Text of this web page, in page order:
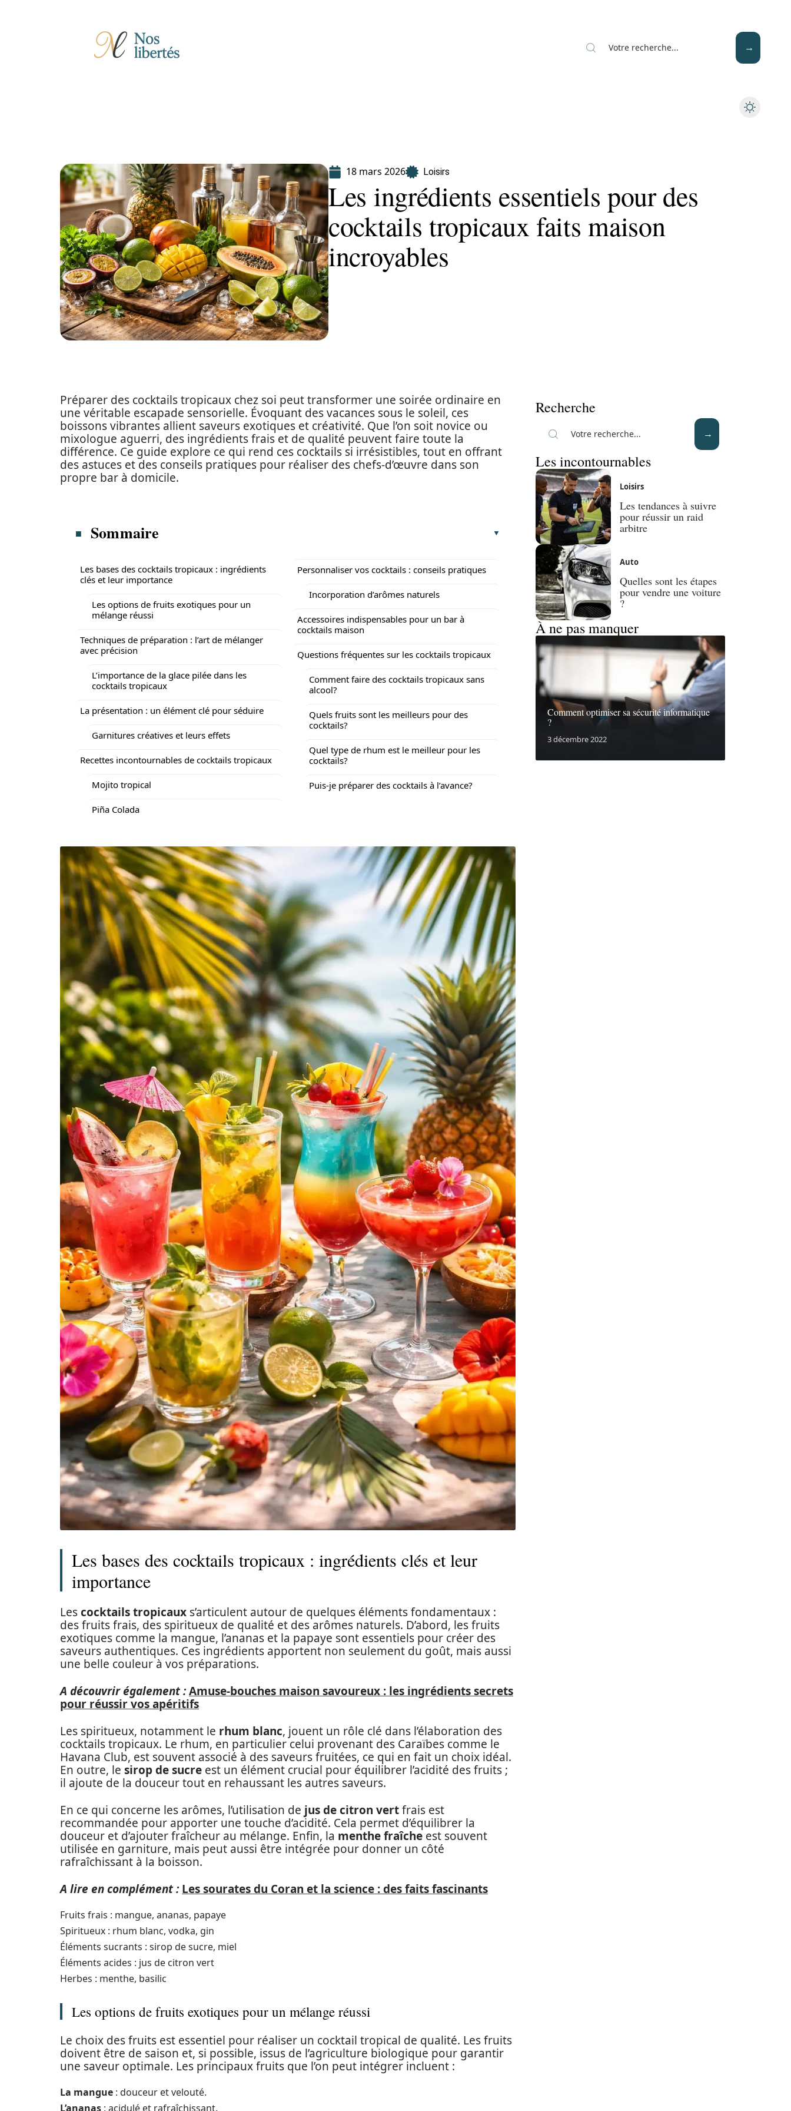
18 mars 2026 Loisirs
Les ingrédients essentiels pour des
cocktails tropicaux faits maison
incroyables
Préparer des cocktails tropicaux chez soi peut transformer une soirée ordinaire en
une véritable escapade sensorielle. Évoquant des vacances sous le soleil, ces
boissons vibrantes allient saveurs exotiques et créativité. Que l’on soit novice ou
mixologue aguerri, des ingrédients frais et de qualité peuvent faire toute la
différence. Ce guide explore ce qui rend ces cocktails si irrésistibles, tout en offrant
des astuces et des conseils pratiques pour réaliser des chefs-d’œuvre dans son
propre bar à domicile.
Sommaire
Les bases des cocktails tropicaux : ingrédients
clés et leur importance
Les options de fruits exotiques pour un
mélange réussi
Techniques de préparation : l’art de mélanger
avec précision
L’importance de la glace pilée dans les
cocktails tropicaux
La présentation : un élément clé pour séduire
Garnitures créatives et leurs effets
Recettes incontournables de cocktails tropicaux
Mojito tropical
Piña Colada
Personnaliser vos cocktails : conseils pratiques
Incorporation d’arômes naturels
Accessoires indispensables pour un bar à
cocktails maison
Questions fréquentes sur les cocktails tropicaux
Comment faire des cocktails tropicaux sans
alcool?
Quels fruits sont les meilleurs pour des
cocktails?
Quel type de rhum est le meilleur pour les
cocktails?
Puis-je préparer des cocktails à l’avance?
Les bases des cocktails tropicaux : ingrédients clés et leur
importance
Lescocktails tropicaux s’articulent autour de quelques éléments fondamentaux :
des fruits frais, des spiritueux de qualité et des arômes naturels. D’abord, les fruits
exotiques comme la mangue, l’ananas et la papaye sont essentiels pour créer des
saveurs authentiques. Ces ingrédients apportent non seulement du goût, mais aussi
une belle couleur à vos préparations.
A découvrir également :Amuse-bouches maison savoureux : les ingrédients secrets
pour réussir vos apéritifs
Les spiritueux, notamment le rhum blanc, jouent un rôle clé dans l’élaboration des
cocktails tropicaux. Le rhum, en particulier celui provenant des Caraïbes comme le
Havana Club, est souvent associé à des saveurs fruitées, ce qui en fait un choix idéal.
En outre, le sirop de sucre est un élément crucial pour équilibrer l’acidité des fruits ;
il ajoute de la douceur tout en rehaussant les autres saveurs.
En ce qui concerne les arômes, l’utilisation de jus de citron vertfrais est
recommandée pour apporter une touche d’acidité. Cela permet d’équilibrer la
douceur et d’ajouter fraîcheur au mélange. Enfin, la menthe fraîche est souvent
utilisée en garniture, mais peut aussi être intégrée pour donner un côté
rafraîchissant à la boisson.
A lire en complément : Les sourates du Coran et la science : des faits fascinants
Fruits frais : mangue, ananas, papaye
Spiritueux : rhum blanc, vodka, gin
Éléments sucrants : sirop de sucre, miel
Éléments acides : jus de citron vert
Herbes : menthe, basilic
Les options de fruits exotiques pour un mélange réussi
Le choix des fruits est essentiel pour réaliser un cocktail tropical de qualité. Les fruits
doivent être de saison et, si possible, issus de l’agriculture biologique pour garantir
une saveur optimale. Les principaux fruits que l’on peut intégrer incluent :
La mangue : douceur et velouté.
L’ananas : acidulé et rafraîchissant.
Recherche
Les incontournables
Loisirs
Les tendances à suivre
pour réussir un raid
arbitre
Auto
Quelles sont les étapes
pour vendre une voiture
?
À ne pas manquer
Comment optimiser sa sécurité informatique
?
3 décembre 2022